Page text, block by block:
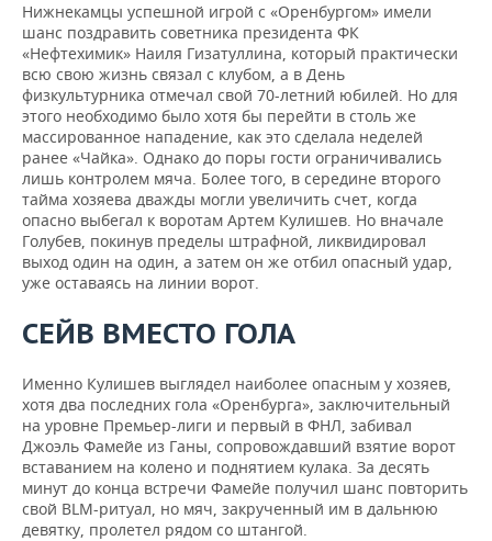
Нижнекамцы успешной игрой с «Оренбургом» имели
шанс поздравить советника президента ФК
«Нефтехимик» Наиля Гизатуллина, который практически
всю свою жизнь связал с клубом, а в День
физкультурника отмечал свой 70-летний юбилей. Но для
этого необходимо было хотя бы перейти в столь же
массированное нападение, как это сделала неделей
ранее «Чайка». Однако до поры гости ограничивались
лишь контролем мяча. Более того, в середине второго
тайма хозяева дважды могли увеличить счет, когда
опасно выбегал к воротам Артем Кулишев. Но вначале
Голубев, покинув пределы штрафной, ликвидировал
выход один на один, а затем он же отбил опасный удар,
уже оставаясь на линии ворот.
СЕЙВ ВМЕСТО ГОЛА
Именно Кулишев выглядел наиболее опасным у хозяев,
хотя два последних гола «Оренбурга», заключительный
на уровне Премьер-лиги и первый в ФНЛ, забивал
Джоэль Фамейе из Ганы, сопровождавший взятие ворот
вставанием на колено и поднятием кулака. За десять
минут до конца встречи Фамейе получил шанс повторить
свой BLM-ритуал, но мяч, закрученный им в дальнюю
девятку, пролетел рядом со штангой.